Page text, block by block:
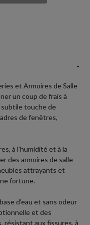
-
et Armoires de Salle
un coup de frais à
subtile touche de
de fenêtres,
à l'humidité et à la
des armoires de salle
attrayants et
fortune.
d'eau et sans odeur
et des
résistant aux fissures, à